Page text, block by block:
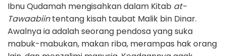
Ibnu Qudamah mengisahkan dalam Kitab at-
Tawaabiintentang kisah taubat Malik bin Dinar.
Awalnya ia adalah seorang pendosa yang suka
mabuk-mabukan, makan riba, merampas hak orang